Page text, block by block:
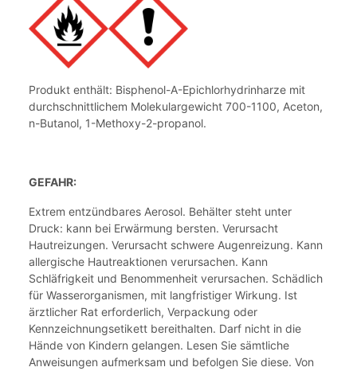
Produkt enthält: Bisphenol-A-Epichlorhydrinharze mit
durchschnittlichem Molekulargewicht 700-1100, Aceton,
n-Butanol, 1-Methoxy-2-propanol.
GEFAHR:
Extrem entzündbares Aerosol. Behälter steht unter
Druck: kann bei Erwärmung bersten. Verursacht
Hautreizungen. Verursacht schwere Augenreizung. Kann
allergische Hautreaktionen verursachen. Kann
Schläfrigkeit und Benommenheit verursachen. Schädlich
für Wasserorganismen, mit langfristiger Wirkung. Ist
ärztlicher Rat erforderlich, Verpackung oder
Kennzeichnungsetikett bereithalten. Darf nicht in die
Hände von Kindern gelangen. Lesen Sie sämtliche
Anweisungen aufmerksam und befolgen Sie diese. Von